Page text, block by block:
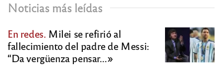
Noticias más leídas
En redes. Milei se refirió al
fallecimiento del padre de Messi:
“Da vergüenza pensar…»